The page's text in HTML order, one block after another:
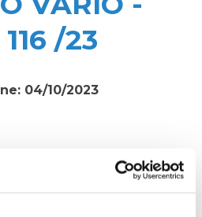
/23
04/10/2023
- Ufficio